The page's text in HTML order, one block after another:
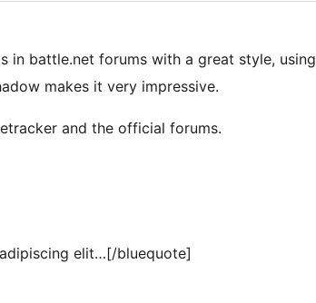
in battle.net forums with a great style, using
makes it very impressive.
add the author of the post and a links to bluetracker and the official forums.
elit…[/bluequote]